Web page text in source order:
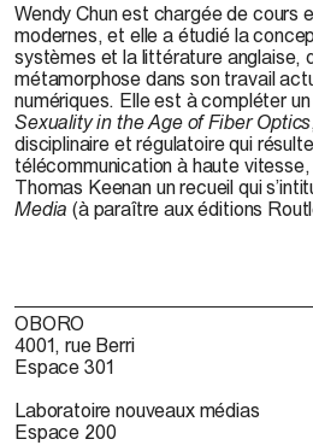
Wendy Chun est chargée de cours
modernes, et elle a étudié la
systèmes et la littérature anglaise,
métamorphose dans son travail
numériques. Elle est à compléter
Sexuality in the Age of Fiber Optics
disciplinaire et régulatoire qui
télécommunication à haute
Thomas Keenan un recueil qui
Media (à paraître aux éditions
OBORO
4001, rue Berri
Espace 301
Laboratoire nouveaux médias
Espace 200